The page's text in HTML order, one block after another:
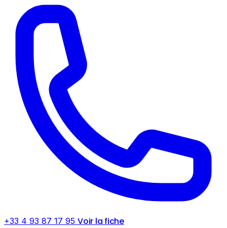
+33 4 93 87 17 95 Voir la fiche